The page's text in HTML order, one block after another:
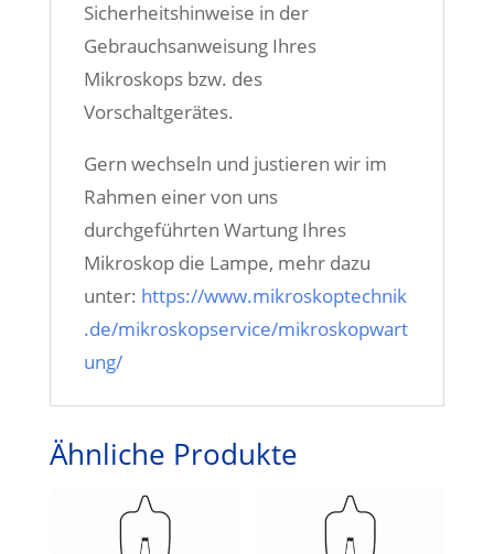
Sicherheitshinweise in der
Gebrauchsanweisung Ihres
Mikroskops bzw. des
Vorschaltgerätes.
Gern wechseln und justieren wir im
Rahmen einer von uns
durchgeführten Wartung Ihres
Mikroskop die Lampe, mehr dazu
unter: https://www.mikroskoptechnik
.de/mikroskopservice/mikroskopwart
ung/
Ähnliche Produkte